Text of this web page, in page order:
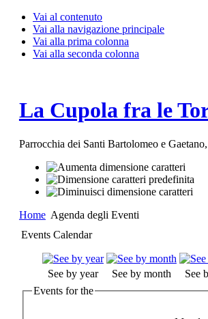
Vai al contenuto
Vai alla navigazione principale
Vai alla prima colonna
Vai alla seconda colonna
La Cupola fra le
Parrocchia dei Santi Bartolomeo e
Home Agenda degli Eventi
Events Calendar
See by year See by month See
Events for the